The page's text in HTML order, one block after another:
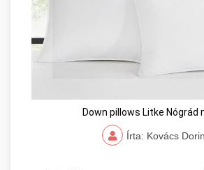
Down pillows Litke Nógrád
Írta: Kovács